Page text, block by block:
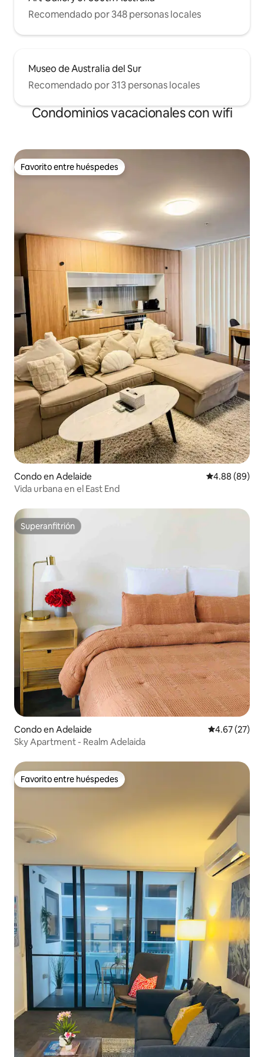
Recomendado por 348 personas locales
Museo de Australia del Sur
Recomendado por 313 personas locales
Condominios vacacionales con wifi
Favorito entre huéspedes
Favorito entre huéspedes
Condo en Adelaide Calificación
4.88 (89)
Vida urbana en el East End
Superanfitrión
Superanfitrión
Condo en Adelaide Calificación
4.67 (27)
Sky Apartment - Realm Adelaida
Favorito entre huéspedes
Favorito entre huéspedes